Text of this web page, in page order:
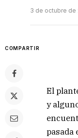
3 de octubre de
COMPARTIR
El
y
pasada